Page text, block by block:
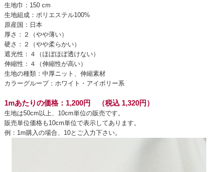
生地巾：150 cm
生地組成：ポリエステル100%
原産国：日本
厚さ：２（やや薄い）
硬さ：２（やや柔らかい）
遮光性：４（ほぼほぼ透けない）
伸縮性：４（伸縮性が高い）
生地の種類：中厚ニット、伸縮素材
カラーグループ：ホワイト・アイボリー系
1mあたりの価格：1,200円 （税込 1,320円）
生地は50cm以上、10cm単位の販売です。
販売単位価格も10cm単位で表示してあります。
例：1m購入の場合、10とご入力下さい。